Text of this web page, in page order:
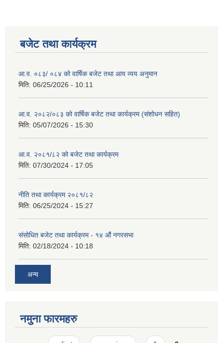
बजेट तथा कार्यक्रम
आ.व. ०८३/ ०८४ को वार्षिक बजेट तथा आय व्यय अनुमान
मिति: 06/25/2026 - 10:11
आ.व. २०८२/०८३ को वार्षिक बजेट तथा कार्यक्रम (संशोधन सहित)
मिति: 05/07/2026 - 15:30
आ.व. २०८१/८२ को बजेट तथा कार्यक्रम
मिति: 07/30/2024 - 17:05
नीति तथा कार्यक्रम २०८१/८२
मिति: 06/25/2024 - 15:27
संसोधित बजेट तथा कार्यक्रम - १४ औं नगरसभा
मिति: 02/18/2024 - 10:18
अन्य
नमुना फारमहरु